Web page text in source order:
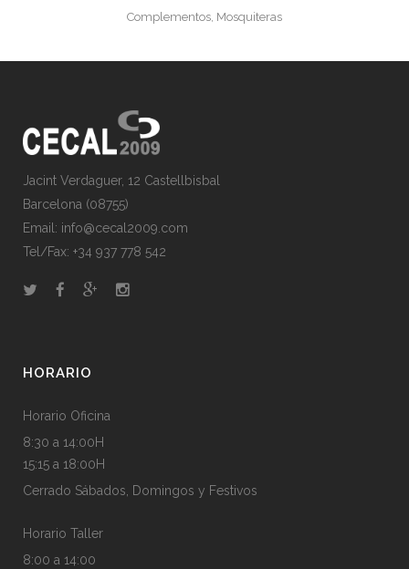
Complementos, Mosquiteras
Jacint Verdaguer, 12 Castellbisbal
Barcelona (08755)
Email: info@cecal2009.com
Tel/Fax: +34 937 778 542
HORARIO
Horario Oficina
8:30 a 14:00H
15:15 a 18:00H
Cerrado Sábados, Domingos y Festivos
Horario Taller
8:00 a 14:00